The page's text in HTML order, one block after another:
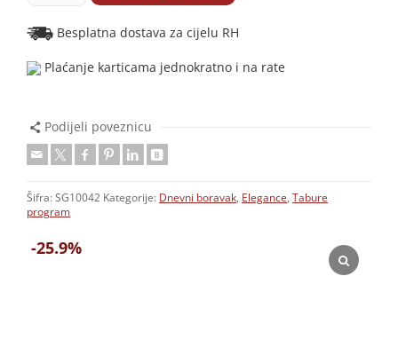
-25.9%
Besplatna dostava za cijelu RH
Plaćanje karticama jednokratno i na rate
Podijeli poveznicu
Šifra: SG10042 Kategorije: Dnevni boravak, Elegance, Tabure
program